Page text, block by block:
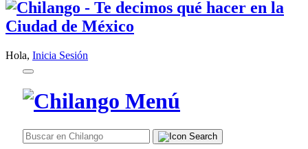
Hola, Inicia Sesión